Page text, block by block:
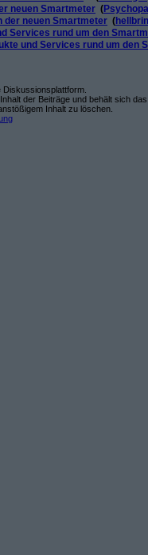
neuen Smartmeter (
der neuen Smartmeter (
Services rund um den
und Services rund um den
der Beiträge und behält sich das
Inhalt zu löschen.